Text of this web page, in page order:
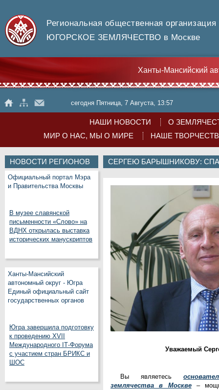
Региональная общественная организация
ЮГОРСКОЕ ЗЕМЛЯЧЕСТВО в Москве
Ханты-Мансийский
сегодня Пятница, 7 Августа, 13:57
НАШИ НОВОСТИ
О
МИР О НАС, МЫ О МИРЕ
НАШЕ
НОВОСТИ РЕГИОНОВ
Официальный портал Мэра
и Правительства Москвы
В музее славянской
письменности «Слово» на
ВДНХ открылась выставка
исторических манускриптов
Ханты-Мансийский
автономный округ - Югра
Единый официальный сайт
государственных органов
Югра завершила подготовку
к проведению XVII
Международного IT‑Форума
с участием стран БРИКС и
ШОС
СЕРГЕЮ БАРЫШНИКОВУ:
Уважаемый
Вы являетесь
землячества в Москве
–